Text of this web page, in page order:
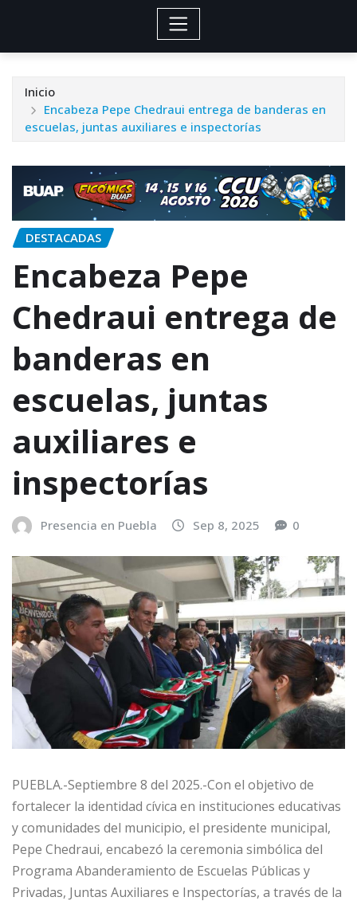
Inicio
Encabeza Pepe Chedraui entrega de banderas en
escuelas, juntas auxiliares e inspectorías
DESTACADAS
Encabeza Pepe
Chedraui entrega de
banderas en
escuelas, juntas
auxiliares e
inspectorías
Presencia en Puebla Sep 8, 2025 0
PUEBLA.-Septiembre 8 del 2025.-Con el objetivo de
fortalecer la identidad cívica en instituciones educativas
y comunidades del municipio, el presidente municipal,
Pepe Chedraui, encabezó la ceremonia simbólica del
Programa Abanderamiento de Escuelas Públicas y
Privadas, Juntas Auxiliares e Inspectorías, a través de la